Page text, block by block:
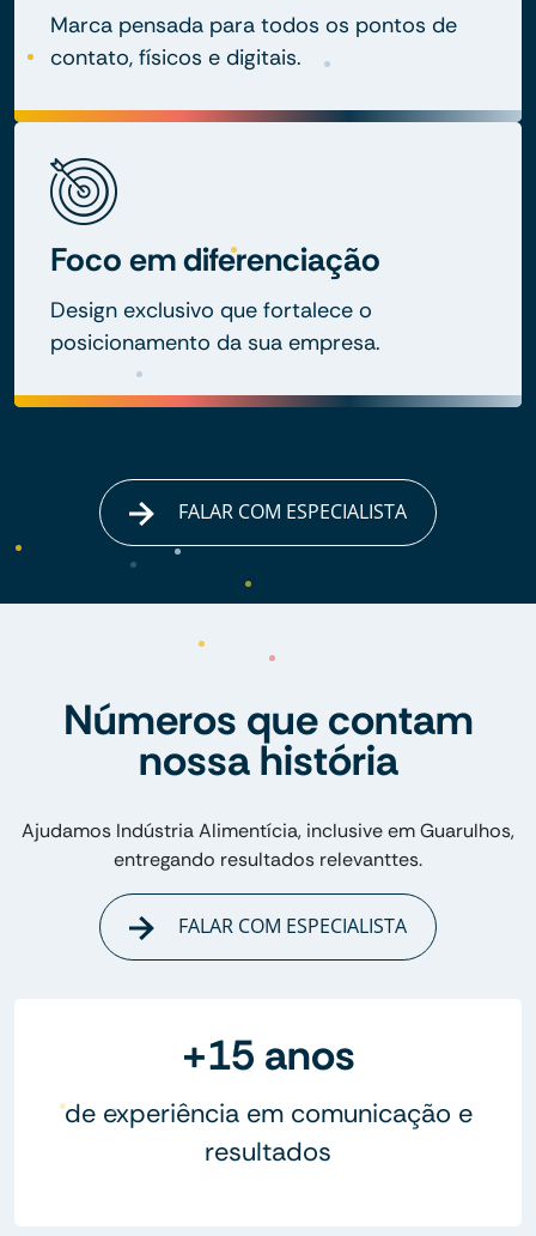
Marca pensada para todos os pontos de
contato, físicos e digitais.
Foco em diferenciação
Design exclusivo que fortalece o
posicionamento da sua empresa.
FALAR COM ESPECIALISTA
Números que contam
nossa história
Ajudamos Indústria Alimentícia, inclusive em Guarulhos,
entregando resultados relevanttes.
FALAR COM ESPECIALISTA
+15 anos
de experiência em comunicação e
resultados